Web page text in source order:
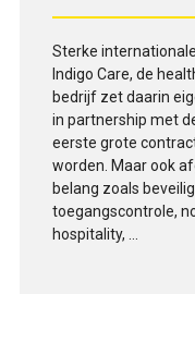
Sterke
Indigo Care, de
bedrijf zet daarin
in partnership met
eerste grote
worden. Maar ook
belang zoals
toegangscontrole,
hospitality, …